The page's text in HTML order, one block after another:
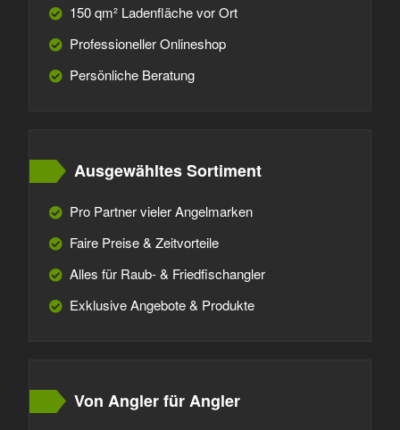
150 qm² Ladenfläche vor Ort
Professioneller Onlineshop
Persönliche Beratung
Ausgewähltes Sortiment
Pro Partner vieler Angelmarken
Faire Preise & Zeitvorteile
Alles für Raub- & Friedfischangler
Exklusive Angebote & Produkte
Von Angler für Angler